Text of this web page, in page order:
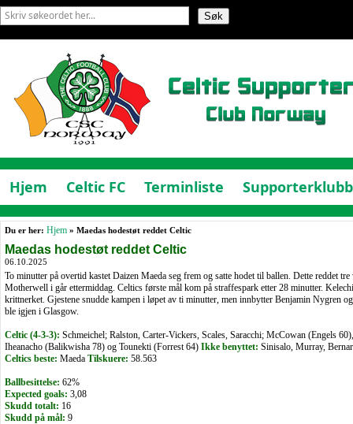
Hjem Celtic FC Terminliste
Du er her: Hjem » Maedas hodestøt reddet Celtic
Maedas hodestøt reddet Celtic
06.10.2025
To minutter på overtid kastet Daizen Maeda seg frem og satte hodet til ballen. Dette reddet
Motherwell i går ettermiddag. Celtics første mål kom på straffespark etter 28 minutter.
krittnerket. Gjestene snudde kampen i løpet av ti minutter, men innbytter Benjamin Nygren
ble igjen i Glasgow.
Celtic (4-3-3): Schmeichel; Ralston, Carter-Vickers, Scales, Saracchi; McCowan (Engels
Iheanacho (Balikwisha 78) og Tounekti (Forrest 64) Ikke benyttet: Sinisalo, Murray,
Celtics beste: Maeda Tilskuere: 58.563
Ballbesittelse: 62%
Expected goals: 3,08
Skudd totalt: 16
Skudd på mål: 9